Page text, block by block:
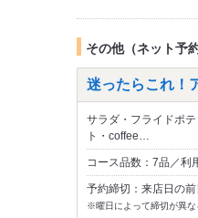
その他（ネット予
迷ったらこれ！
サラダ・フライドポ
ト・coffee…
コース品数：7品／利
予約締切：来店日の
※曜日によって締切が異な